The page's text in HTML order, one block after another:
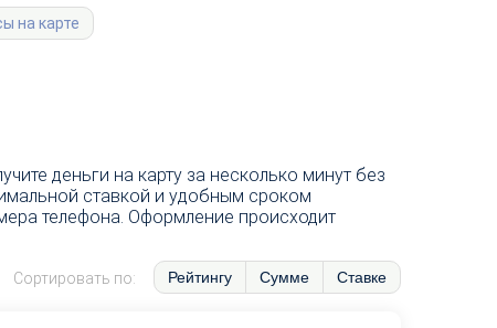
на карте
деньги на карту за несколько минут без
ставкой и удобным сроком
телефона. Оформление происходит
Сортировать по: Рейтингу Сумме Ставке